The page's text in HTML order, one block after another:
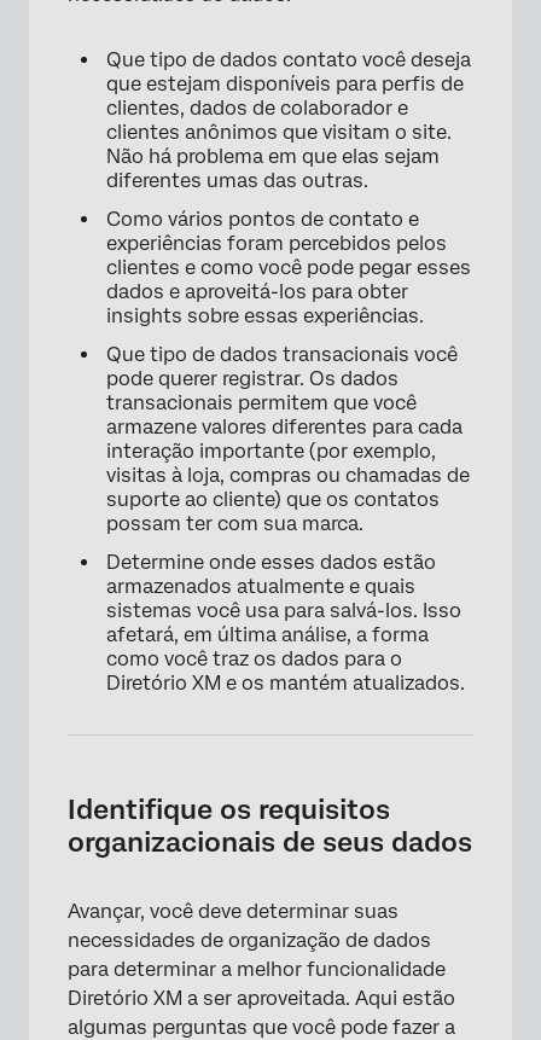
Que tipo de dados contato você deseja
que estejam disponíveis para perfis de
clientes, dados de colaborador e
clientes anônimos que visitam o site.
Não há problema em que elas sejam
diferentes umas das outras.
Como vários pontos de contato e
experiências foram percebidos pelos
clientes e como você pode pegar esses
dados e aproveitá-los para obter
insights sobre essas experiências.
Que tipo de dados transacionais você
pode querer registrar. Os dados
transacionais permitem que você
armazene valores diferentes para cada
interação importante (por exemplo,
visitas à loja, compras ou chamadas de
suporte ao cliente) que os contatos
possam ter com sua marca.
Determine onde esses dados estão
armazenados atualmente e quais
sistemas você usa para salvá-los. Isso
afetará, em última análise, a forma
como você traz os dados para o
Diretório XM e os mantém atualizados.
Identifique os requisitos
organizacionais de seus dados
Avançar, você deve determinar suas
necessidades de organização de dados
para determinar a melhor funcionalidade
Diretório XM a ser aproveitada. Aqui estão
algumas perguntas que você pode fazer a